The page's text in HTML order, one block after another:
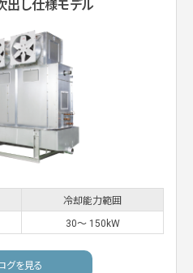
出し仕様モデル
冷却能力範囲
30〜 150kW
グを見る